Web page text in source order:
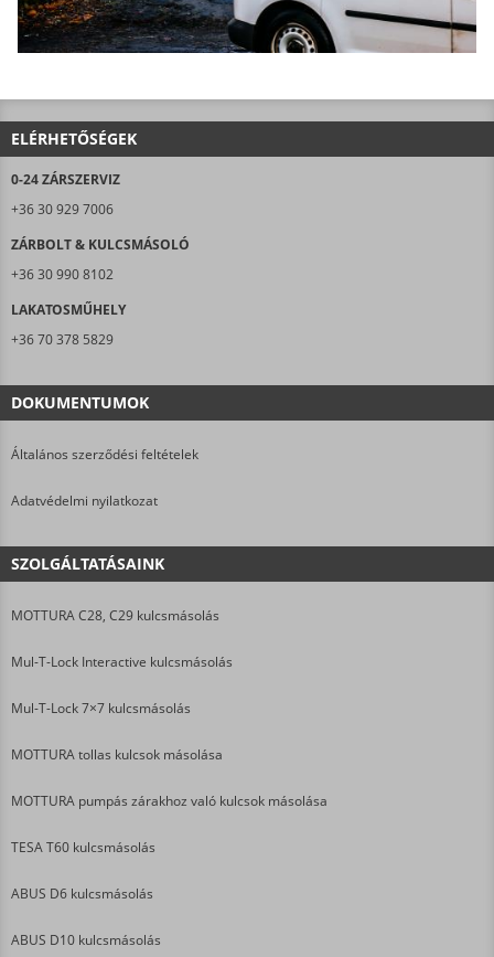
ELÉRHETŐSÉGEK
0-24 ZÁRSZERVIZ
+36 30 929 7006
ZÁRBOLT & KULCSMÁSOLÓ
+36 30 990 8102
LAKATOSMŰHELY
+36 70 378 5829
DOKUMENTUMOK
Általános szerződési feltételek
Adatvédelmi nyilatkozat
SZOLGÁLTATÁSAINK
MOTTURA C28, C29 kulcsmásolás
Mul-T-Lock Interactive kulcsmásolás
Mul-T-Lock 7×7 kulcsmásolás
MOTTURA tollas kulcsok másolása
MOTTURA pumpás zárakhoz való kulcsok másolása
TESA T60 kulcsmásolás
ABUS D6 kulcsmásolás
ABUS D10 kulcsmásolás